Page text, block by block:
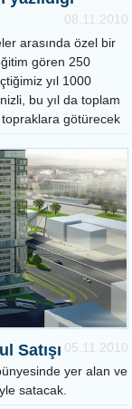
08.11.2010
arasında özel bir
gören 250
yıl 1000
bu yıl da toplam
topraklara götürecek
Satışı 05.11.2010
yer alan ve
satacak.